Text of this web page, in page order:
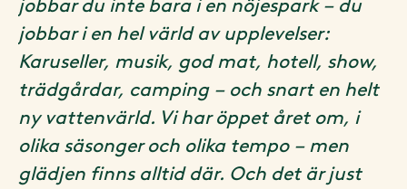
jobbar du inte bara i en nöjespark – du
jobbar i en hel värld av upplevelser:
Karuseller, musik, god mat, hotell, show,
trädgårdar, camping – och snart en helt
ny vattenvärld. Vi har öppet året om, i
olika säsonger och olika tempo – men
glädjen finns alltid där. Och det är just